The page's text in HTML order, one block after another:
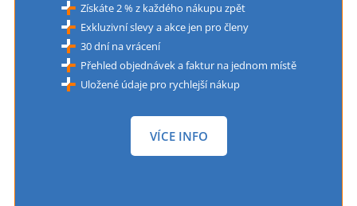
Získáte 2 % z každého nákupu zpět
Exkluzivní slevy a akce jen pro členy
30 dní na vrácení
Přehled objednávek a faktur na jednom místě
Uložené údaje pro rychlejší nákup
VÍCE INFO